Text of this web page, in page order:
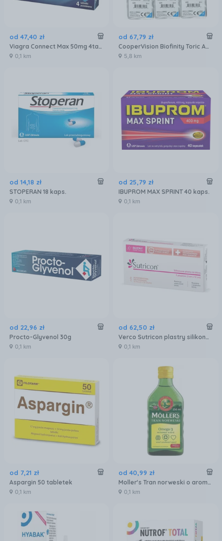
od 47,40 zł
Viagra Connect Max 50mg 4tabl
0,1 km
od 67,79 zł
CooperVision Biofinity Toric Aquaform 3szt.
5,8 km
od 14,18 zł
STOPERAN 18 kaps.
0,1 km
od 25,79 zł
IBUPROM MAX SPRINT 40 kaps.
0,1 km
od 22,96 zł
Procto-Glyvenol 30g
0,1 km
od 62,50 zł
Verco Sutricon plastry silikonowe na blizny 3x10cm 5szt.
0,1 km
od 7,21 zł
Aspargin 50 tabletek
0,1 km
od 40,99 zł
Moller's Tran norweski o aromacie cytrynowym 250 ml
0,1 km